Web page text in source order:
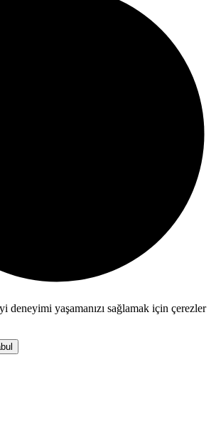
deneyimi yaşamanızı sağlamak için çerezler